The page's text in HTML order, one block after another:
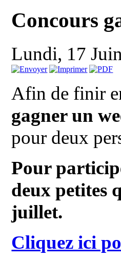
Concours
Lundi, 17
Afin de finir
gagner un
pour deux
Pour
deux petites
juillet.
Cliquez ici